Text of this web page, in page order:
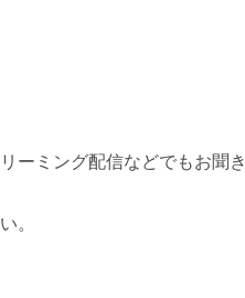
ーミング配信などでもお聞
。